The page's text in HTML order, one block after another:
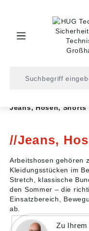
Jeans, Hosen, Shorts
Jeans,
Arbeitshosen gehören
Kleidungsstücken im
Stretch, klassische
den Sommer – die
Einsatzbereich,
ab.
Zu